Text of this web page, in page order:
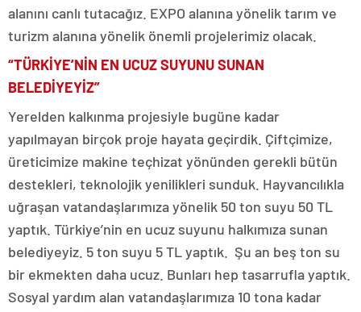
alanını canlı tutacağız. EXPO alanına yönelik tarım ve
turizm alanına yönelik önemli projelerimiz olacak.
“TÜRKİYE’NİN EN UCUZ SUYUNU SUNAN
BELEDİYEYİZ”
Yerelden kalkınma projesiyle bugüne kadar
yapılmayan birçok proje hayata geçirdik. Çiftçimize,
üreticimize makine teçhizat yönünden gerekli bütün
destekleri, teknolojik yenilikleri sunduk. Hayvancılıkla
uğraşan vatandaşlarımıza yönelik 50 ton suyu 50 TL
yaptık. Türkiye’nin en ucuz suyunu halkımıza sunan
belediyeyiz. 5 ton suyu 5 TL yaptık. Şu an beş ton su
bir ekmekten daha ucuz. Bunları hep tasarrufla yaptık.
Sosyal yardım alan vatandaşlarımıza 10 tona kadar